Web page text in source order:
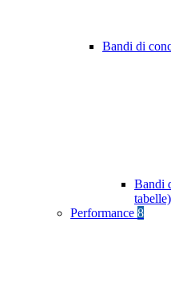
Bandi di
Bandi
tabelle)
Performance 8